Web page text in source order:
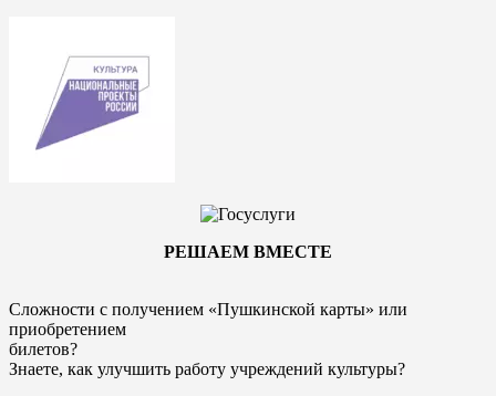
РЕШАЕМ ВМЕСТЕ
Сложности с получением «Пушкинской карты» или
приобретением
билетов?
Знаете, как улучшить работу учреждений культуры?